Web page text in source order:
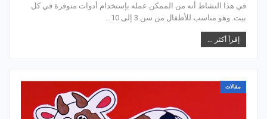
في هذا النشاط أنه من الممكن عمله بإستخدام أدوات متوفرة في كل
بيت. وهو مناسب للأطفال من سن 3 إلى 10…
إقرأ أكثر ...
مقالات